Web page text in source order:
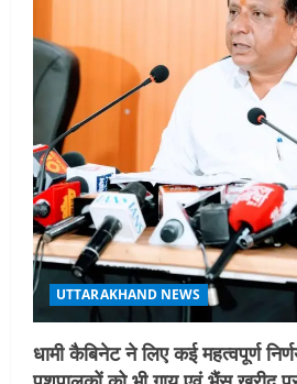
3
सहसपुर विधानसभा
निरीक्षण कर
शिविर की
August 6, 2026
4
UTTARAKHAND
तीलू रौतेली
चयन : रेखा आर्या
August 6, 2026
5
UTTARAKHAND
मिस उत्तराखंड
ब्यूटीफुल आइज़’ एवं
आयोजन
August 5, 2026
UTTARAKHAND NEWS
धामी कैबिनेट ने लिए कई महत्वपूर्ण